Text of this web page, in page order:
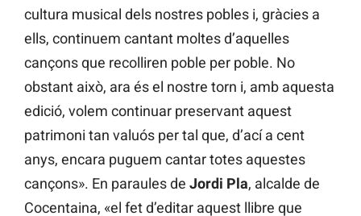
cultura musical dels nostres pobles i, gràcies a
ells, continuem cantant moltes d’aquelles
cançons que recolliren poble per poble. No
obstant això, ara és el nostre torn i, amb aquesta
edició, volem continuar preservant aquest
patrimoni tan valuós per tal que, d’ací a cent
anys, encara puguem cantar totes aquestes
cançons». En paraules de Jordi Pla, alcalde de
Cocentaina, «el fet d’editar aquest llibre que